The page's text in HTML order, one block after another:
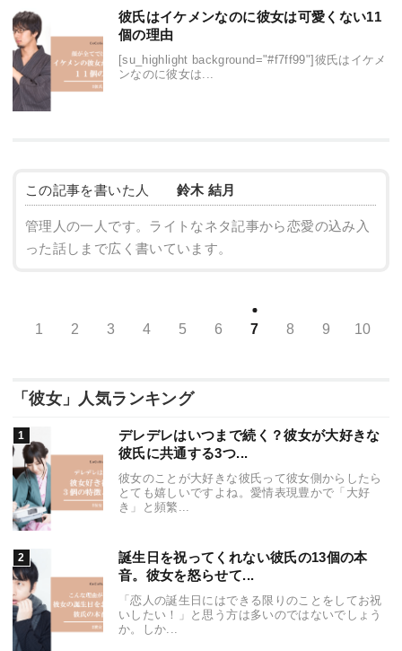
彼氏はイケメンなのに彼女は可愛くない11
個の理由
[su_highlight background="#f7ff99"]彼氏はイケメ
ンなのに彼女は...
この記事を書いた人 鈴木 結月
管理人の一人です。ライトなネタ記事から恋愛の込み入
った話しまで広く書いています。
1 2 3 4 5 6 7 8 9 10
「彼女」人気ランキング
デレデレはいつまで続く？彼女が大好きな
彼氏に共通する3つ...
彼女のことが大好きな彼氏って彼女側からしたら
とても嬉しいですよね。愛情表現豊かで「大好
き」と頻繁...
誕生日を祝ってくれない彼氏の13個の本
音。彼女を怒らせて...
「恋人の誕生日にはできる限りのことをしてお祝
いしたい！」と思う方は多いのではないでしょう
か。しか...